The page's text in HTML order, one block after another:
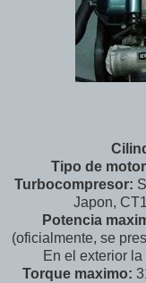
Tipo de
Turbocompresor:
Japon,
Potencia
(oficialmente, se
En el exterior
Torque maximo: